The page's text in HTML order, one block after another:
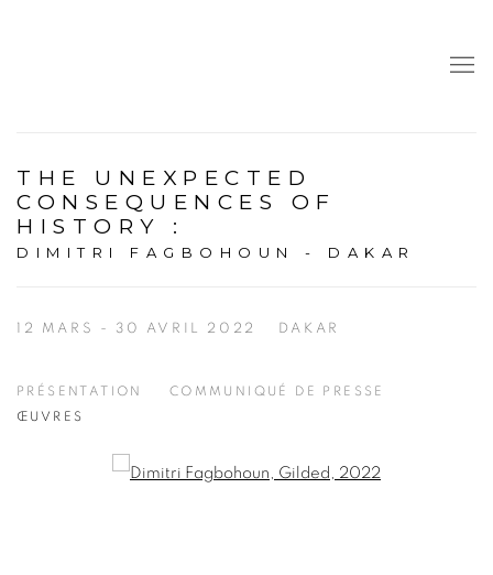
THE UNEXPECTED
CONSEQUENCES OF
HISTORY :
DIMITRI FAGBOHOUN - DAKAR
12 MARS - 30 AVRIL 2022 DAKAR
PRÉSENTATION
COMMUNIQUÉ DE PRESSE
ŒUVRES
Open a larger version of the following image in a popup: